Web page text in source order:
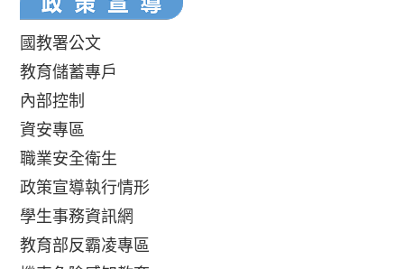
國教署公文
教育儲蓄專戶
內部控制
資安專區
職業安全衛生
政策宣導執行情形
學生事務資訊網
教育部反霸凌專區